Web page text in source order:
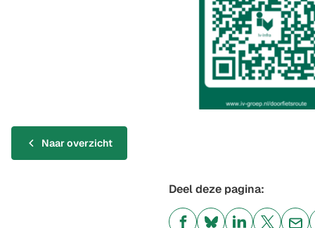
Naar overzicht
Deel deze pagina: